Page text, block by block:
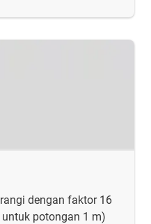
dengan faktor 16
potongan 1 m)